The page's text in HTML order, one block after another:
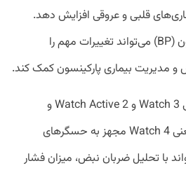
قلبی و عروقی افزایش دهد.
اندازه‌گیری متناوب فشار خون (BP) می‌تواند تغییرات مهم را
مدیریت بیماری پارکینسون کمک کند.
ساعت‌های هوشمند گلکسی Watch 3 و Watch Active 2 و
همچنین جدیدترین مدل یعنی Watch 4 مجهز به حسگرهای
با تحلیل ضربان نبض، میزان فشار